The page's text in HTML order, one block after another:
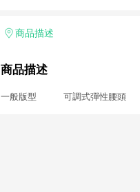
Yahoo超贈點回饋者 - 購物中心
商品描述
商品描述
一般版型 可調式彈性腰頭